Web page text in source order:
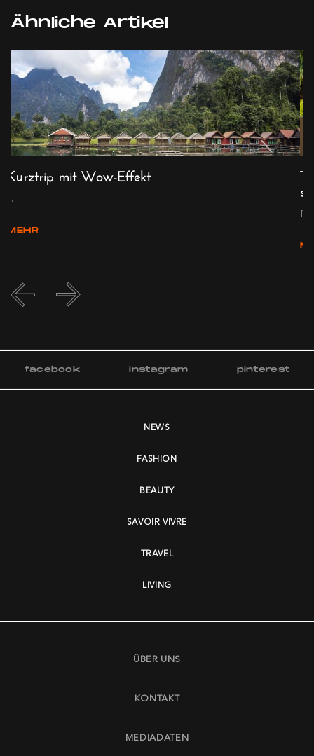
Ähnliche Artikel
Kurztrip mit Wow-Effekt
...
MEHR
facebook instagram pinterest
NEWS
FASHION
BEAUTY
SAVOIR VIVRE
TRAVEL
LIVING
ÜBER UNS
KONTAKT
MEDIADATEN